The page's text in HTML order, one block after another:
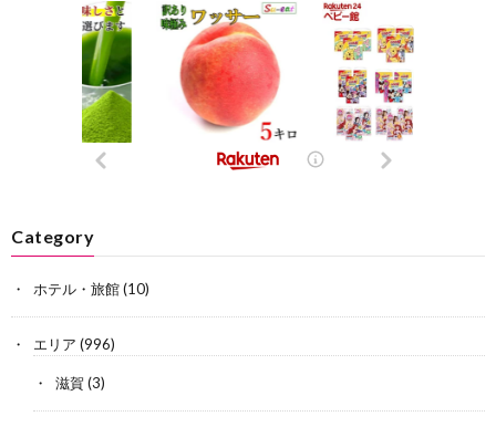
Category
ホテル・旅館(10)
エリア (996)
滋賀 (3)